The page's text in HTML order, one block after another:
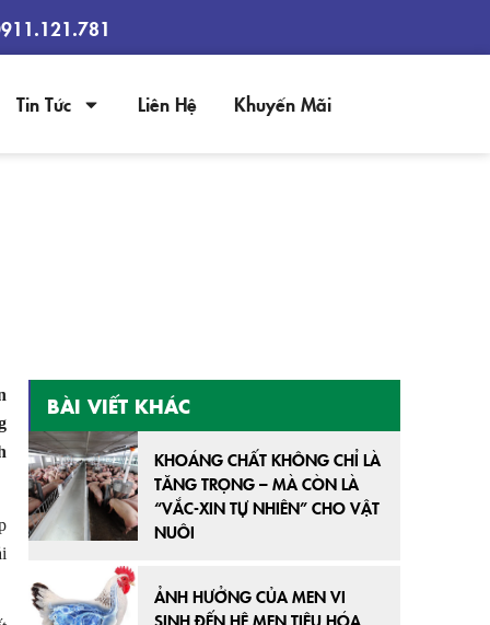
Tin Tức Liên Hệ Khuyến Mãi
BÀI VIẾT KHÁC
KHOÁNG CHẤT KHÔNG CHỈ LÀ
TĂNG TRỌNG – MÀ CÒN LÀ
“VẮC-XIN TỰ NHIÊN” CHO VẬT
NUÔI
ẢNH HƯỞNG CỦA MEN VI
SINH ĐẾN HỆ MEN TIÊU HÓA